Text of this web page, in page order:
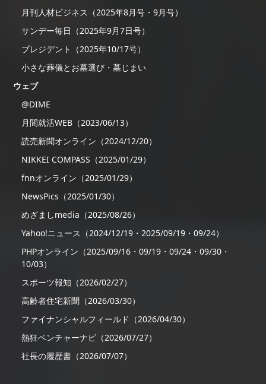
月刊人材ビジネス（2025年8月号・9月号）
サンデー毎日（2025年9月7日号）
プレジデント（2025年10/17号）
小さな葬儀とお墓選び・墓じまい
ウェブ
@DIME
月間就活WEB（2023/06/13）
読売新聞オンライン（2024/12/20）
NIKKEI COMPASS（2025/01/29）
fnnオンライン（2025/01/29）
NewsPics（2025/01/30）
めざましmedia（2025/08/26）
Yahoo!ニュース（2024/12/19・2025/09/19・09/24）
PHPオンライン（2025/09/16・09/19・09/24・09/30・
10/03）
スポーツ報知（2026/02/27）
高齢者住宅新聞（2026/03/30）
ファイナンシャルフィールド（2026/04/30）
熱狂ベンチャーナビ（2026/07/27）
社長の履歴書（2026/07/07）